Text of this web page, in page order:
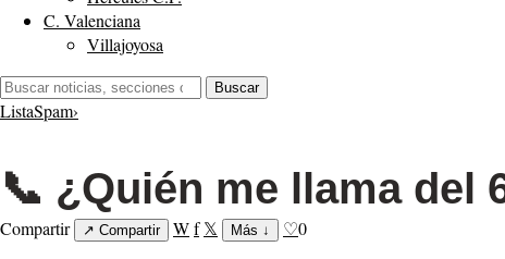
C. Valenciana
Villajoyosa
Buscar:
Buscar
ListaSpam›
📞 ¿Quién me llama del
Compartir ↗ Compartir Wf 𝕏 Más ↓ ♡0